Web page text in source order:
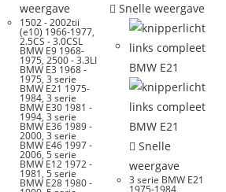
weergave
1502 - 2002tii
(e10) 1966-1977,
2.5CS - 3.0CSL
BMW E9 1968-
1975, 2500 - 3.3LI
BMW E3 1968 -
1975, 3 serie
BMW E21 1975-
1984, 3 serie
BMW E30 1981 -
1994, 3 serie
BMW E36 1989 -
2000, 3 serie
BMW E46 1997 -
2006, 5 serie
BMW E12 1972 -
1981, 5 serie
BMW E28 1980 -
Snelle weergave
Snelle
weergave
3 serie BMW E21
1975-1984,